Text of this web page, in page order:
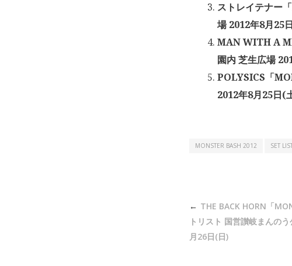
ストレイテナー
場 2012年8月25
MAN WITH A
園内 芝生広場
POLYSICS「
2012年8月25日(
MONSTER BASH 2012 SET
THE BACK HORN「
トリスト 国営讃岐まんの
月26日(日)